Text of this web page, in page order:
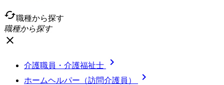
cached職種から探す
職種から探す
close
介護職員・介護福祉士 
ホームヘルパー（訪問介護員） 